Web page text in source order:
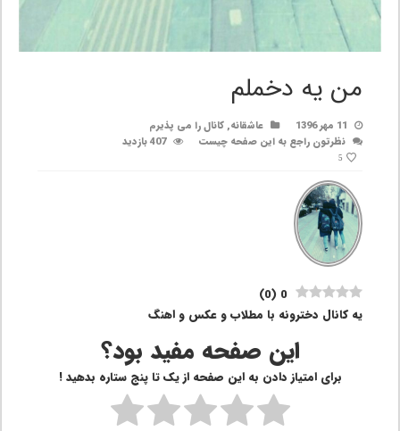
من یه دخملم
11 مهر 1396 عاشقانه,کانال را می پذیرم
نظرتون راجع به این صفحه چیست
407 بازدید
5
0
(
0
)
یه کانال دخترونه با مطلاب و عکس و اهنگ
این صفحه مفید بود؟
برای امتیاز دادن به این صفحه از یک تا پنج ستاره بدهید !